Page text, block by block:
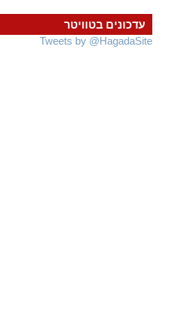
עדכונים בטוויטר
Tweets by @HagadaSite